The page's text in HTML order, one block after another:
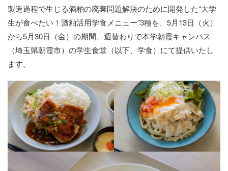
製造過程で生じる酒粕の廃棄問題解決のために開発した“大学
生が食べたい！酒粕活用学食メニュー”3種を、5月13日（火）
から5月30日（金）の期間、週替わりで本学朝霞キャンパス
（埼玉県朝霞市）の学生食堂（以下、学食）にて提供いたし
ます。